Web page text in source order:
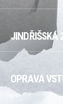
JINDŘIŠSKÁ
OPRAVA